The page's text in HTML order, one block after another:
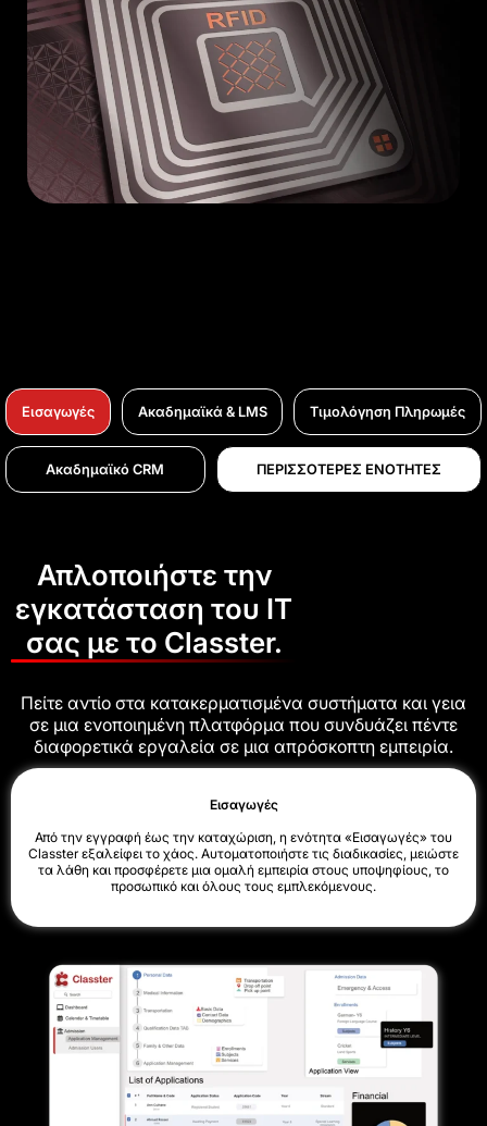
Εισαγωγές Ακαδημαϊκά & LMS Τιμολόγηση Πληρωμές
Ακαδημαϊκό CRM ΠΕΡΙΣΣΟΤΕΡΕΣ ΕΝΟΤΗΤΕΣ
Απλοποιήστε την
εγκατάσταση του IT
σας με το Classter.
Πείτε αντίο στα κατακερματισμένα συστήματα και γεια
σε μια ενοποιημένη πλατφόρμα που συνδυάζει πέντε
διαφορετικά εργαλεία σε μια απρόσκοπτη εμπειρία.
Εισαγωγές
Από την εγγραφή έως την καταχώριση, η ενότητα «Εισαγωγές» του
Classter εξαλείφει το χάος. Αυτοματοποιήστε τις διαδικασίες, μειώστε
τα λάθη και προσφέρετε μια ομαλή εμπειρία στους υποψηφίους, το
προσωπικό και όλους τους εμπλεκόμενους.